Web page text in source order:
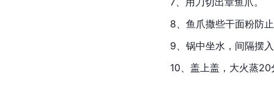
8、鱼爪撒些干面粉防
9、锅中坐水，间隔摆
10、盖上盖，大火蒸